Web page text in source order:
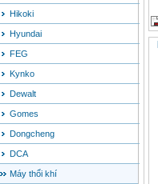
Hikoki
Hyundai
FEG
Kynko
Dewalt
Gomes
Dongcheng
DCA
Máy thổi khí